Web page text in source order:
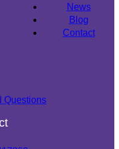
News
Blog
Contact
Questions